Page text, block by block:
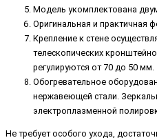
Модель укомплектована
Оригинальная и практичная
Крепление к стене
телескопических
регулируются от 70 до 50 мм.
Обогревательное
нержавеющей стали.
электроплазменной
Не требует особого ухода,